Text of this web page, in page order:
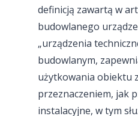
definicją zawartą w
budowlanego
„urządzenia
budowlanym,
użytkowania obiektu
przeznaczeniem, jak
instalacyjne, w tym